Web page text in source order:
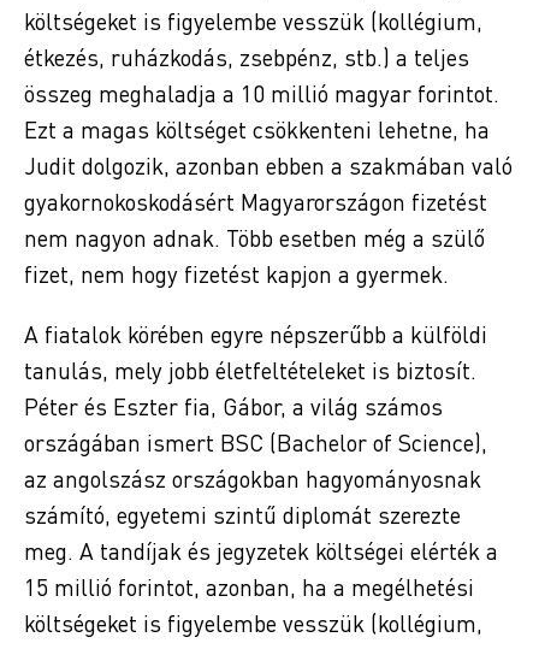
költségeket is figyelembe vesszük (kollégium,
étkezés, ruházkodás, zsebpénz, stb.) a teljes
összeg meghaladja a 10 millió magyar forintot.
Ezt a magas költséget csökkenteni lehetne, ha
Judit dolgozik, azonban ebben a szakmában való
gyakornokoskodásért Magyarországon fizetést
nem nagyon adnak. Több esetben még a szülő
fizet, nem hogy fizetést kapjon a gyermek.
A fiatalok körében egyre népszerűbb a külföldi
tanulás, mely jobb életfeltételeket is biztosít.
Péter és Eszter fia, Gábor, a világ számos
országában ismert BSC (Bachelor of Science),
az angolszász országokban hagyományosnak
számító, egyetemi szintű diplomát szerezte
meg. A tandíjak és jegyzetek költségei elérték a
15 millió forintot, azonban, ha a megélhetési
költségeket is figyelembe vesszük (kollégium,